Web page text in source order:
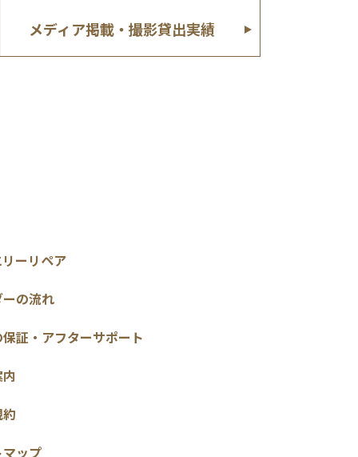
メディア掲載・撮影貸出実績
ーリペア
の流れ
証・アフターサポート
ップ